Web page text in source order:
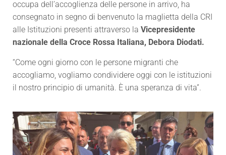
occupa dell’accoglienza delle persone in arrivo, ha
consegnato in segno di benvenuto la maglietta della CRI
alle Istituzioni presenti attraverso la Vicepresidente
nazionale della Croce Rossa Italiana, Debora Diodati.
“Come ogni giorno con le persone migranti che
accogliamo, vogliamo condividere oggi con le istituzioni
il nostro principio di umanità. È una speranza di vita”.